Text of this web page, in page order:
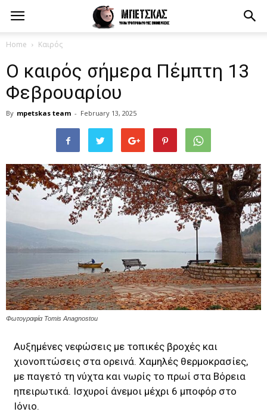
Home Καιρός
Ο καιρός σήμερα Πέμπτη 13
Φεβρουαρίου
By mpetskas team - February 13, 2025
Φωτογραφία Tomis Anagnostou
Αυξημένες νεφώσεις με τοπικές βροχές και
χιoνοπτώσεις στα ορεινά. Χαμηλές θερμοκρασίες,
με παγετό τη νύχτα και νωρίς το πρωί στα Βόρεια
ηπειρωτικά. Ισχυροί άνεμοι μέχρι 6 μποφόρ στο
Ιόνιο.